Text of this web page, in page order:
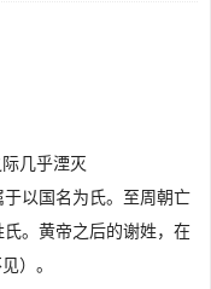
几乎湮灭
以国名为氏。至周朝亡
。黄帝之后的谢姓，在
）。